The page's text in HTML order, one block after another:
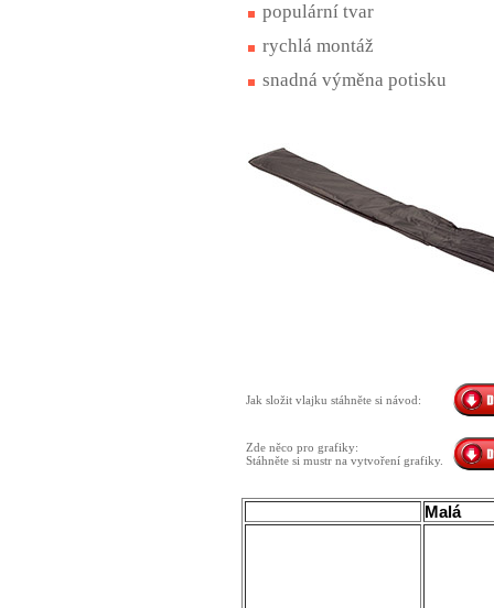
populární tvar
rychlá montáž
snadná výměna potisku
Jak složit vlajku stáhněte si návod:
Zde něco pro grafiky:
Stáhněte si mustr na vytvoření grafiky.
Malá